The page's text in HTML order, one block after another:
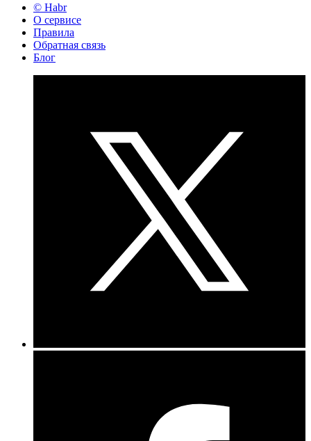
© Habr
О сервисе
Правила
Обратная связь
Блог